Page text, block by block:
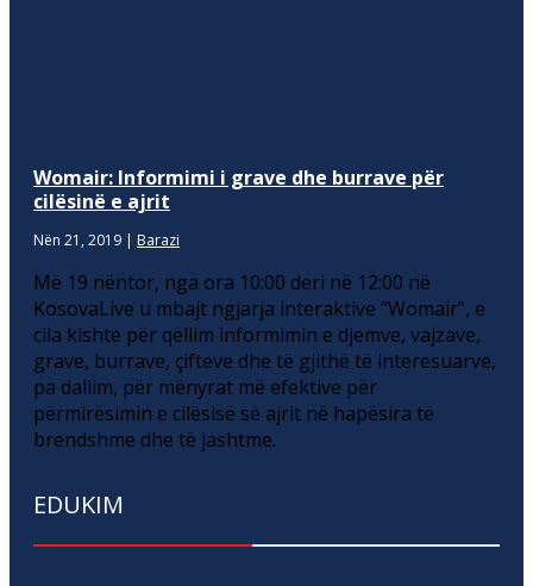
Womair: Informimi i grave dhe burrave për
cilësinë e ajrit
Nën 21, 2019 | Barazi
Më 19 nëntor, nga ora 10:00 deri në 12:00 në
KosovaLive u mbajt ngjarja interaktive “Womair”, e
cila kishte për qëllim informimin e djemve, vajzave,
grave, burrave, çifteve dhe të gjithë të interesuarve,
pa dallim, për mënyrat më efektive për
përmirësimin e cilësisë së ajrit në hapësira të
brendshme dhe të jashtme.
EDUKIM